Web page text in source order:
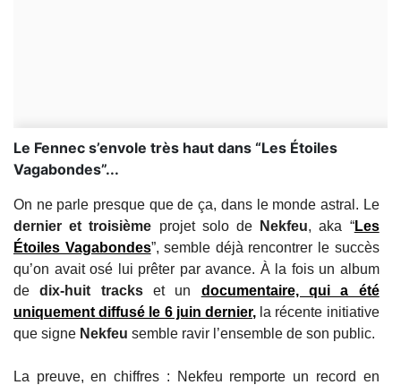
Le Fennec s’envole très haut dans “Les Étoiles
Vagabondes”...
On ne parle presque que de ça, dans le monde astral. Le
dernier et troisième projet solo de Nekfeu, aka “Les
Étoiles Vagabondes”, semble déjà rencontrer le succès
qu’on avait osé lui prêter par avance. À la fois un album
dedix-huit trackset un documentaire, qui a été
uniquement diffusé le 6 juin dernier, la récente initiative
que signe Nekfeu semble ravir l’ensemble de son public.
La preuve, en chiffres : Nekfeu remporte un record en